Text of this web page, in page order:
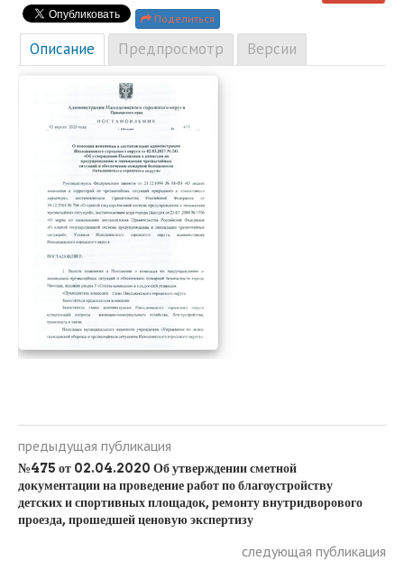
Поделиться
Описание Предпросмотр Версии
предыдущая публикация
№475 от 02.04.2020 Об утверждении сметной
документации на проведение работ по благоустройству
детских и спортивных площадок, ремонту внутридворового
проезда, прошедшей ценовую экспертизу
следующая публикация